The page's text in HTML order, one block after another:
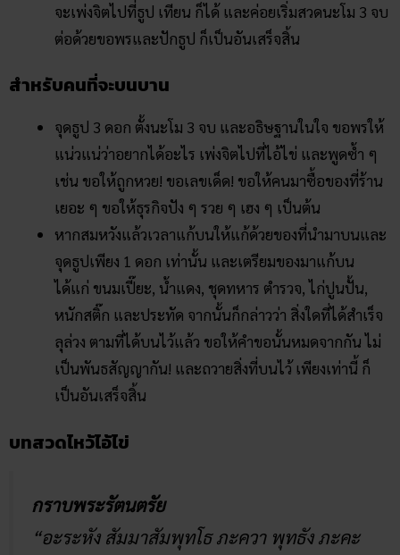
จะเพ่งจิตไปที่ธูป เทียน ก็ได้ และค่อยเริ่มสวดนะโม 3 จบ
ต่อด้วยขอพรและปักธูป ก็เป็นอันเสร็จสิ้น
สำหรับคนที่จะบนบาน
จุดธูป 3 ดอก ตั้งนะโม 3 จบ และอธิษฐานในใจ ขอพรให้
แน่วแน่ว่าอยากได้อะไร เพ่งจิตไปที่ไอ้ไข่ และพูดซ้ำ ๆ
เช่น ขอให้ถูกหวย! ขอเลขเด็ด! ขอให้คนมาซื้อของที่ร้าน
เยอะ ๆ ขอให้ธุรกิจปัง ๆ รวย ๆ เฮง ๆ เป็นต้น
หากสมหวังแล้วเวลาแก้บนให้แก้ด้วยของที่นำมาบนและ
จุดธูปเพียง 1 ดอก เท่านั้น และเตรียมของมาแก้บน
ได้แก่ ขนมเปี๊ยะ, น้ำแดง, ชุดทหาร ตำรวจ, ไก่ปูนปั้น,
หนักสติ๊ก และประทัด จากนั้นก็กล่าวว่า สิ่งใดที่ได้สำเร็จ
ลุล่วง ตามที่ได้บนไว้แล้ว ขอให้คำขอนั้นหมดจากกัน ไม่
เป็นพันธสัญญากัน! และถวายสิ่งที่บนไว้ เพียงเท่านี้ ก็
เป็นอันเสร็จสิ้น
บทสวดไหว้ไอ้ไข่
กราบพระรัตนตรัย
“อะระหัง สัมมาสัมพุทโธ ภะควา พุทธัง ภะคะ